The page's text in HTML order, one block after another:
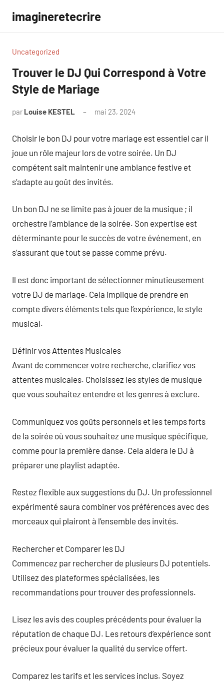
contenu
imagineretecrire
Uncategorized
Trouver le DJ Qui Correspond à Votre
Style de Mariage
par Louise KESTEL mai 23, 2024
Choisir le bon DJ pour votre mariage est essentiel car il
joue un rôle majeur lors de votre soirée. Un DJ
compétent sait maintenir une ambiance festive et
s’adapte au goût des invités.
Un bon DJ ne se limite pas à jouer de la musique ; il
orchestre l’ambiance de la soirée. Son expertise est
déterminante pour le succès de votre événement, en
s’assurant que tout se passe comme prévu.
Il est donc important de sélectionner minutieusement
votre DJ de mariage. Cela implique de prendre en
compte divers éléments tels que l’expérience, le style
musical.
Définir vos Attentes Musicales
Avant de commencer votre recherche, clarifiez vos
attentes musicales. Choisissez les styles de musique
que vous souhaitez entendre et les genres à exclure.
Communiquez vos goûts personnels et les temps forts
de la soirée où vous souhaitez une musique spécifique,
comme pour la première danse. Cela aidera le DJ à
préparer une playlist adaptée.
Restez flexible aux suggestions du DJ. Un professionnel
expérimenté saura combiner vos préférences avec des
morceaux qui plairont à l’ensemble des invités.
Rechercher et Comparer les DJ
Commencez par rechercher de plusieurs DJ potentiels.
Utilisez des plateformes spécialisées, les
recommandations pour trouver des professionnels.
Lisez les avis des couples précédents pour évaluer la
réputation de chaque DJ. Les retours d’expérience sont
précieux pour évaluer la qualité du service offert.
Comparez les tarifs et les services inclus. Soyez